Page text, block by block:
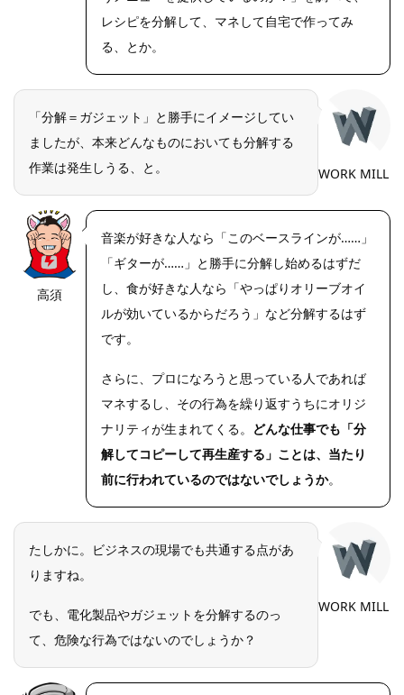
レシピを分解して、マネして自宅で作ってみ
る、とか。
「分解＝ガジェット」と勝手にイメージしてい
ましたが、本来どんなものにおいても分解する
作業は発生しうる、と。
WORK MILL
https://riseph
高須
音楽が好きな人なら「このベースラインが……」
「ギターが……」と勝手に分解し始めるはずだ
し、食が好きな人なら「やっぱりオリーブオイ
ルが効いているからだろう」など分解するはず
です。
さらに、プロになろうと思っている人であれば
マネするし、その行為を繰り返すうちにオリジ
ナリティが生まれてくる。 どんな仕事でも「分
解してコピーして再生産する」ことは、当たり
前に行われているのではないでしょうか。
たしかに。ビジネスの現場でも共通する点があ
りますね。
でも、電化製品やガジェットを分解するのっ
て、危険な行為ではないのでしょうか？
WORK MILL